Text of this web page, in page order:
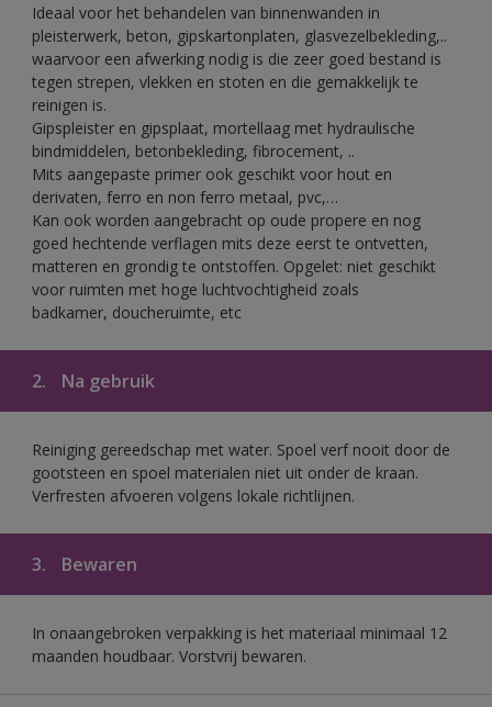
Ideaal voor het behandelen van binnenwanden in
pleisterwerk, beton, gipskartonplaten, glasvezelbekleding,..
waarvoor een afwerking nodig is die zeer goed bestand is
tegen strepen, vlekken en stoten en die gemakkelijk te
reinigen is.
Gipspleister en gipsplaat, mortellaag met hydraulische
bindmiddelen, betonbekleding, fibrocement, ..
Mits aangepaste primer ook geschikt voor hout en
derivaten, ferro en non ferro metaal, pvc,…
Kan ook worden aangebracht op oude propere en nog
goed hechtende verflagen mits deze eerst te ontvetten,
matteren en grondig te ontstoffen. Opgelet: niet geschikt
voor ruimten met hoge luchtvochtigheid zoals
badkamer, doucheruimte, etc
2. Na gebruik
Reiniging gereedschap met water. Spoel verf nooit door de
gootsteen en spoel materialen niet uit onder de kraan.
Verfresten afvoeren volgens lokale richtlijnen.
3. Bewaren
In onaangebroken verpakking is het materiaal minimaal 12
maanden houdbaar. Vorstvrij bewaren.